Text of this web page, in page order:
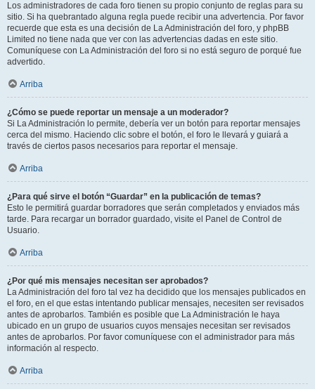
Los administradores de cada foro tienen su propio conjunto de reglas para su
sitio. Si ha quebrantado alguna regla puede recibir una advertencia. Por favor
recuerde que esta es una decisión de La Administración del foro, y phpBB
Limited no tiene nada que ver con las advertencias dadas en este sitio.
Comuníquese con La Administración del foro si no está seguro de porqué fue
advertido.
Arriba
¿Cómo se puede reportar un mensaje a un moderador?
Si La Administración lo permite, debería ver un botón para reportar mensajes
cerca del mismo. Haciendo clic sobre el botón, el foro le llevará y guiará a
través de ciertos pasos necesarios para reportar el mensaje.
Arriba
¿Para qué sirve el botón “Guardar” en la publicación de temas?
Esto le permitirá guardar borradores que serán completados y enviados más
tarde. Para recargar un borrador guardado, visite el Panel de Control de
Usuario.
Arriba
¿Por qué mis mensajes necesitan ser aprobados?
La Administración del foro tal vez ha decidido que los mensajes publicados en
el foro, en el que estas intentando publicar mensajes, necesiten ser revisados
antes de aprobarlos. También es posible que La Administración le haya
ubicado en un grupo de usuarios cuyos mensajes necesitan ser revisados
antes de aprobarlos. Por favor comuníquese con el administrador para más
información al respecto.
Arriba